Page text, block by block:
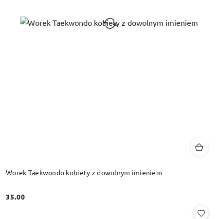
Worek Taekwondo kobiety z dowolnym imieniem
Cena:
35.00